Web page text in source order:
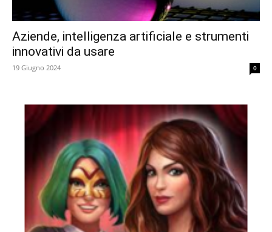
Aziende, intelligenza artificiale e strumenti
innovativi da usare
19 Giugno 2024 0